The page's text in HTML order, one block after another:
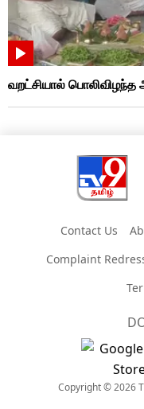
வறட்சியால் பொலிவிழந்த
Contact Us
Complaint
Copyright © 2026